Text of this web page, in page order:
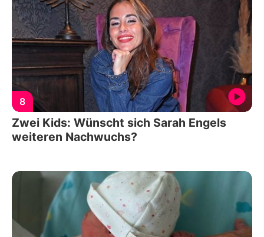
8
Zwei Kids: Wünscht sich Sarah Engels
weiteren Nachwuchs?